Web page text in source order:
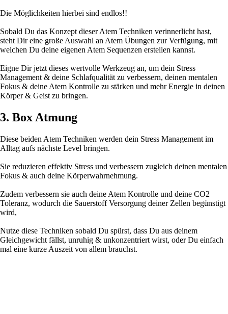
Die Möglichkeiten hierbei sind endlos!!
Sobald Du das Konzept dieser Atem Techniken verinnerlicht hast,
steht Dir eine große Auswahl an Atem Übungen zur Verfügung, mit
welchen Du deine eigenen Atem Sequenzen erstellen kannst.
Eigne Dir jetzt dieses wertvolle Werkzeug an, um dein Stress
Management & deine Schlafqualität zu verbessern, deinen mentalen
Fokus & deine Atem Kontrolle zu stärken und mehr Energie in deinen
Körper & Geist zu bringen.
3. Box Atmung
Diese beiden Atem Techniken werden dein Stress Management im
Alltag aufs nächste Level bringen.
Sie reduzieren effektiv Stress und verbessern zugleich deinen mentalen
Fokus & auch deine Körperwahrnehmung.
Zudem verbessern sie auch deine Atem Kontrolle und deine CO2
Toleranz, wodurch die Sauerstoff Versorgung deiner Zellen begünstigt
wird,
Nutze diese Techniken sobald Du spürst, dass Du aus deinem
Gleichgewicht fällst, unruhig & unkonzentriert wirst, oder Du einfach
mal eine kurze Auszeit von allem brauchst.